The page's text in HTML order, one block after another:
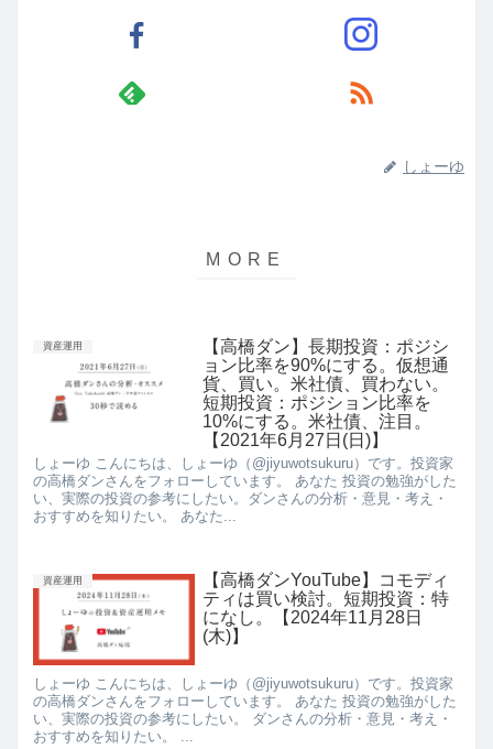
しょーゆ
資産運用
【高橋ダン】長期投資：ポジシ
ョン比率を90%にする。仮想通
貨、買い。米社債、買わない。
短期投資：ポジション比率を
10%にする。米社債、注目。
【2021年6月27日(日)】
しょーゆ こんにちは、しょーゆ（@jiyuwotsukuru）です。投資家
の高橋ダンさんをフォローしています。 あなた 投資の勉強がした
い、実際の投資の参考にしたい。ダンさんの分析・意見・考え・
おすすめを知りたい。 あなた...
資産運用
【高橋ダンYouTube】コモディ
ティは買い検討。短期投資：特
になし。【2024年11月28日
(木)】
しょーゆ こんにちは、しょーゆ（@jiyuwotsukuru）です。投資家
の高橋ダンさんをフォローしています。 あなた 投資の勉強がした
い、実際の投資の参考にしたい。 ダンさんの分析・意見・考え・
おすすめを知りたい。 ...